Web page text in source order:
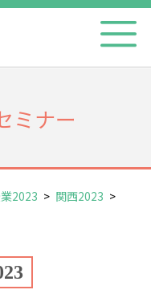
ミナー
2023 > 関西2023 >